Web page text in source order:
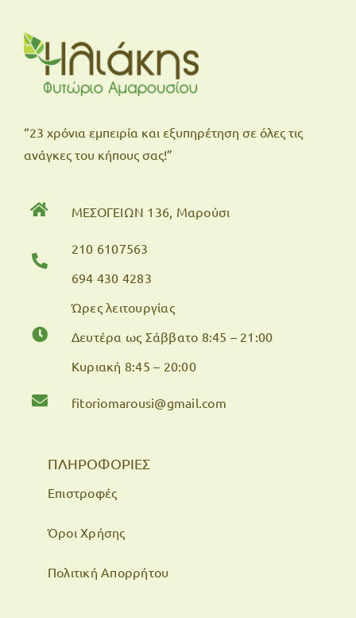
“23 χρόνια εμπειρία και εξυπηρέτηση σε όλες τις
ανάγκες του κήπους σας!”
ΜΕΣΟΓΕΙΩΝ 136, Μαρούσι
210 6107563
694 430 4283
Ώρες λειτουργίας
Δευτέρα ως Σάββατο 8:45 – 21:00
Κυριακή 8:45 – 20:00
fitoriomarousi@gmail.com
ΠΛΗΡΟΦΟΡΙΕΣ
Επιστροφές
Όροι Χρήσης
Πολιτική Απορρήτου